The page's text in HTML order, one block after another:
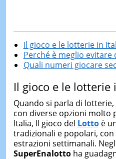
Il gioco e le lotterie in
Perché è meglio evitare
Quali numeri giocare
Il gioco e le lotterie
Quando si parla di
con diverse opzioni molto
Italia, Il gioco del Lottoè
tradizionali e popolari,
estrazioni settimanali.
SuperEnalottoha